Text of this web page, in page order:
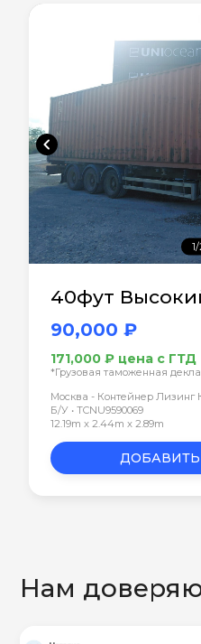
chevron_left
40фут
90,000 ₽
171,000 ₽ цена с ГТД
*Грузовая таможенная
Москва - Контейнер Лизинг
Б/У • TCNU9590069
12.19m x 2.44m x 2.89m
Нам